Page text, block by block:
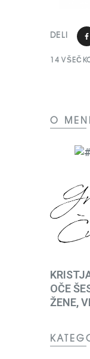
DELI
14
O MENI
OČE
ŽENE,